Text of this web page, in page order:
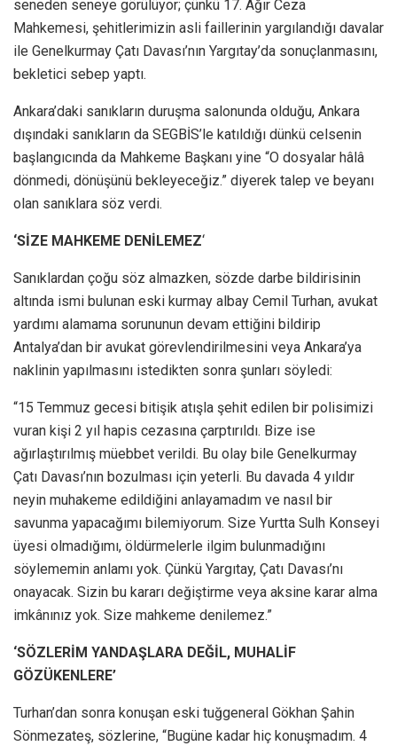
seneden seneye görülüyor; çünkü 17. Ağır Ceza
Mahkemesi, şehitlerimizin asli faillerinin yargılandığı davalar
ile Genelkurmay Çatı Davası’nın Yargıtay’da sonuçlanmasını,
bekletici sebep yaptı.
Ankara’daki sanıkların duruşma salonunda olduğu, Ankara
dışındaki sanıkların da SEGBİS’le katıldığı dünkü celsenin
başlangıcında da Mahkeme Başkanı yine “O dosyalar hâlâ
dönmedi, dönüşünü bekleyeceğiz.” diyerek talep ve beyanı
olan sanıklara söz verdi.
‘SİZE MAHKEME DENİLEMEZ‘
Sanıklardan çoğu söz almazken, sözde darbe bildirisinin
altında ismi bulunan eski kurmay albay Cemil Turhan, avukat
yardımı alamama sorununun devam ettiğini bildirip
Antalya’dan bir avukat görevlendirilmesini veya Ankara’ya
naklinin yapılmasını istedikten sonra şunları söyledi:
“15 Temmuz gecesi bitişik atışla şehit edilen bir polisimizi
vuran kişi 2 yıl hapis cezasına çarptırıldı. Bize ise
ağırlaştırılmış müebbet verildi. Bu olay bile Genelkurmay
Çatı Davası’nın bozulması için yeterli. Bu davada 4 yıldır
neyin muhakeme edildiğini anlayamadım ve nasıl bir
savunma yapacağımı bilemiyorum. Size Yurtta Sulh Konseyi
üyesi olmadığımı, öldürmelerle ilgim bulunmadığını
söylememin anlamı yok. Çünkü Yargıtay, Çatı Davası’nı
onayacak. Sizin bu kararı değiştirme veya aksine karar alma
imkânınız yok. Size mahkeme denilemez.”
‘SÖZLERİM YANDAŞLARA DEĞİL, MUHALİF
GÖZÜKENLERE’
Turhan’dan sonra konuşan eski tuğgeneral Gökhan Şahin
Sönmezateş, sözlerine, “Bugüne kadar hiç konuşmadım. 4